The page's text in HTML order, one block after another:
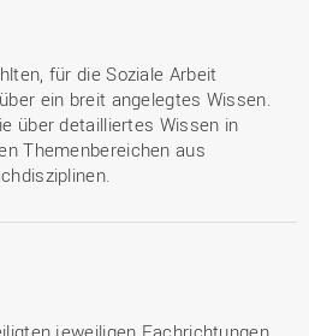
für die Soziale Arbeit
ein breit angelegtes Wissen.
über detailliertes Wissen in
Themenbereichen aus
jeweiligen Fachrichtungen